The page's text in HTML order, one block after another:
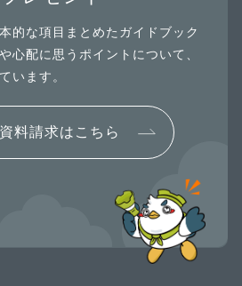
的な項目まとめたガイドブック
心配に思うポイントについて、
います。
料請求はこちら